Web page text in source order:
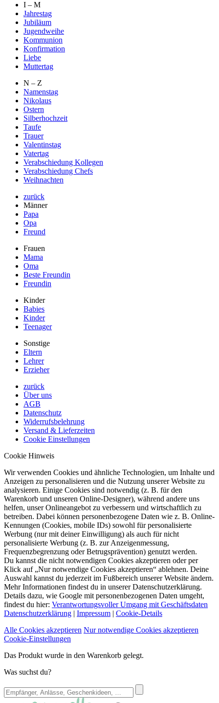
I – M
Jahrestag
Jubiläum
Jugendweihe
Kommunion
Konfirmation
Liebe
Muttertag
N – Z
Namenstag
Nikolaus
Ostern
Silberhochzeit
Taufe
Trauer
Valentinstag
Vatertag
Verabschiedung Kollegen
Verabschiedung Chefs
Weihnachten
zurück
Männer
Papa
Opa
Freund
Frauen
Mama
Oma
Beste Freundin
Freundin
Kinder
Babies
Kinder
Teenager
Sonstige
Eltern
Lehrer
Erzieher
zurück
Über uns
AGB
Datenschutz
Widerrufsbelehrung
Versand & Lieferzeiten
Cookie Einstellungen
Cookie Hinweis
Wir verwenden Cookies und ähnliche Technologien, um Inhalte und
Anzeigen zu personalisieren und die Nutzung unserer Website zu
analysieren. Einige Cookies sind notwendig (z. B. für den
Warenkorb und unseren Online-Designer), während andere uns
helfen, unser Onlineangebot zu verbessern und wirtschaftlich zu
betreiben. Dabei können personenbezogene Daten wie z. B. Online-
Kennungen (Cookies, mobile IDs) sowohl für personalisierte
Werbung (nur mit deiner Einwilligung) als auch für nicht
personalisierte Werbung (z. B. zur Anzeigenmessung,
Frequenzbegrenzung oder Betrugsprävention) genutzt werden.
Du kannst die nicht notwendigen Cookies akzeptieren oder per
Klick auf „Nur notwendige Cookies akzeptieren“ ablehnen. Deine
Auswahl kannst du jederzeit im Fußbereich unserer Website ändern.
Mehr Informationen findest du in unserer Datenschutzerklärung.
Details dazu, wie Google mit personenbezogenen Daten umgeht,
findest du hier: Verantwortungsvoller Umgang mit Geschäftsdaten
Datenschutzerklärung | Impressum | Cookie-Details
Alle Cookies akzeptieren Nur notwendige Cookies akzeptieren
Cookie-Einstellungen
Das Produkt wurde in den Warenkorb gelegt.
Was suchst du?